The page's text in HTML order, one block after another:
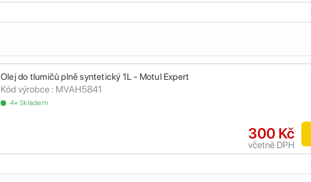
Olej do tlumičů plně syntetický 1L - Motul Expert
Kód výrobce : MVAH5841
4+ Skladem
300 Kč
včetně DPH